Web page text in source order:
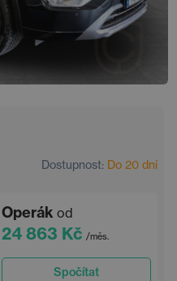
Dostupnost: Do 20 dní
Operák od
24 863 Kč /měs.
Spočítat